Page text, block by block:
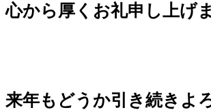
心から厚くお礼申し上げま
来年もどうか引き続きよ